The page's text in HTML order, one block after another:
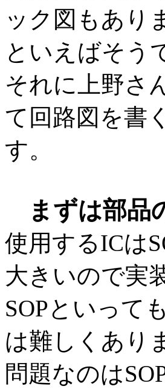
ック図もあり
といえばそう
それに上野さ
て回路図を書
す。
まずは部品
使用するICは
大きいので実
SOPといって
は難しくあり
問題なのは